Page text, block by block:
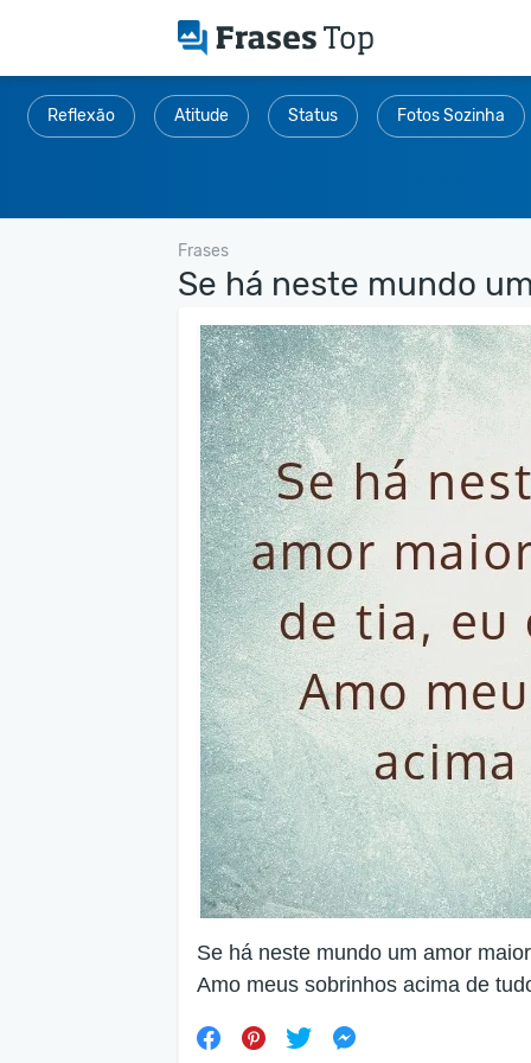
Reflexão Atitude Status Fotos Sozinha
Frases
Se há neste mundo
Se há neste mundo um amor
Amo meus sobrinhos acima de